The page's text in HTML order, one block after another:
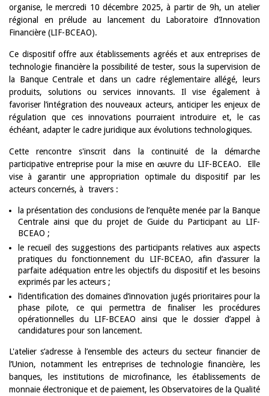
organise, le mercredi 10 décembre 2025, à partir de 9h, un atelier
régional en prélude au lancement du Laboratoire d’Innovation
Financière (LIF-BCEAO).
Ce dispositif offre aux établissements agréés et aux entreprises de
technologie financière la possibilité de tester, sous la supervision de
la Banque Centrale et dans un cadre réglementaire allégé, leurs
produits, solutions ou services innovants. Il vise également à
favoriser l’intégration des nouveaux acteurs, anticiper les enjeux de
régulation que ces innovations pourraient introduire et, le cas
échéant, adapter le cadre juridique aux évolutions technologiques.
Cette rencontre s'inscrit dans la continuité de la démarche
participative entreprise pour la mise en œuvre du LIF-BCEAO. Elle
vise à garantir une appropriation optimale du dispositif par les
acteurs concernés, à travers :
la présentation des conclusions de l’enquête menée par la Banque
Centrale ainsi que du projet de Guide du Participant au LIF-
BCEAO ;
le recueil des suggestions des participants relatives aux aspects
pratiques du fonctionnement du LIF-BCEAO, afin d’assurer la
parfaite adéquation entre les objectifs du dispositif et les besoins
exprimés par les acteurs ;
l’identification des domaines d’innovation jugés prioritaires pour la
phase pilote, ce qui permettra de finaliser les procédures
opérationnelles du LIF-BCEAO ainsi que le dossier d’appel à
candidatures pour son lancement.
L'atelier s’adresse à l’ensemble des acteurs du secteur financier de
l’Union, notamment les entreprises de technologie financière, les
banques, les institutions de microfinance, les établissements de
monnaie électronique et de paiement, les Observatoires de la Qualité